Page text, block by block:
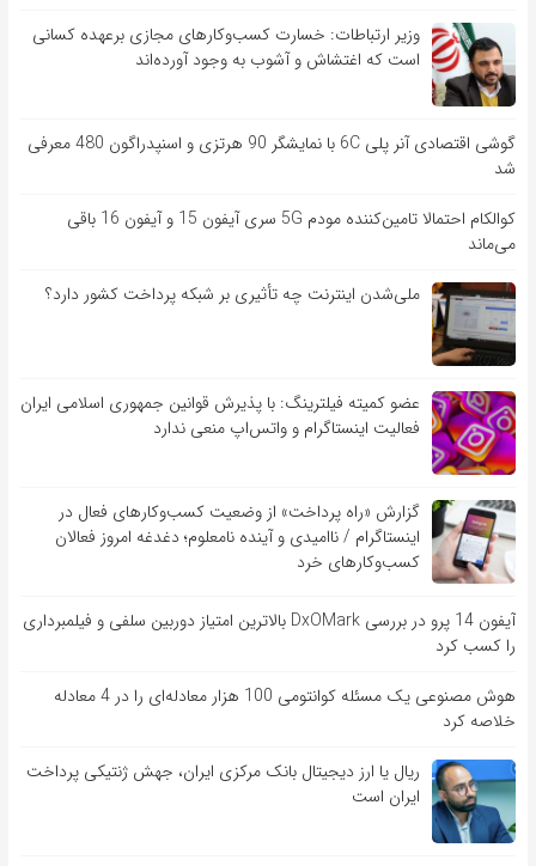
وزیر ارتباطات: خسارت کسب‌وکارهای مجازی برعهده کسانی
است که اغتشاش و آشوب به وجود آورده‌اند
گوشی اقتصادی آنر پلی 6C با نمایشگر 90 هرتزی و اسنپدراگون 480 معرفی
شد
کوالکام احتمالا تامین‌کننده مودم 5G سری آیفون 15 و آیفون 16 باقی
می‌ماند
ملی‌شدن اینترنت چه تأثیری بر شبکه پرداخت کشور دارد؟
عضو کمیته فیلترینگ: با پذیرش قوانین جمهوری اسلامی ایران
فعالیت اینستاگرام و واتس‌اپ منعی ندارد
گزارش «راه پرداخت» از وضعیت کسب‌وکارهای فعال در
اینستاگرام / ناامیدی و آینده نامعلوم؛ دغدغه امروز فعالان
کسب‌وکارهای خرد
آیفون 14 پرو در بررسی DxOMark بالاترین امتیاز دوربین سلفی و فیلمبرداری
را کسب کرد
هوش مصنوعی یک مسئله کوانتومی 100 هزار معادله‌‎ای را در 4 معادله
خلاصه کرد
ریال یا ارز دیجیتال بانک مرکزی ایران، جهش ژنتیکی پرداخت
ایران است